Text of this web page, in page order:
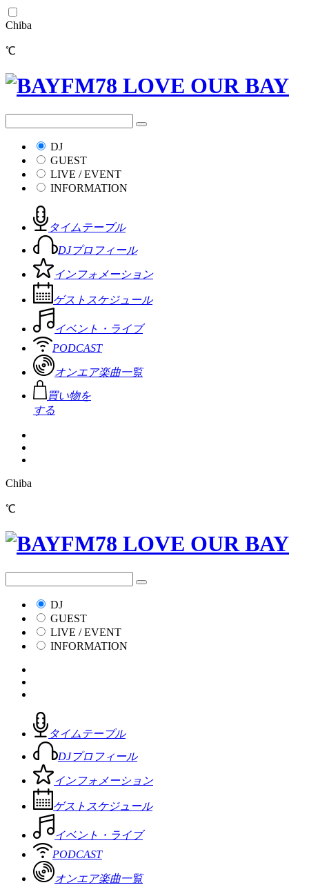
Chiba
℃
DJ
GUEST
LIVE / EVENT
INFORMATION
タイムテーブル
DJプロフィール
インフォメーション
ゲストスケジュール
イベント・ライブ
PODCAST
オンエア楽曲一覧
買い物を
する
Chiba
℃
DJ
GUEST
LIVE / EVENT
INFORMATION
タイムテーブル
DJプロフィール
インフォメーション
ゲストスケジュール
イベント・ライブ
PODCAST
オンエア楽曲一覧